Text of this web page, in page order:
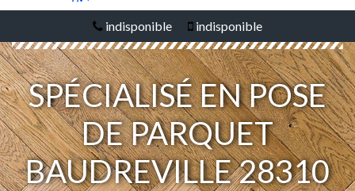
indisponible indisponible
SPÉCIALISÉ EN POSE
DE PARQUET
BAUDREVILLE 28310